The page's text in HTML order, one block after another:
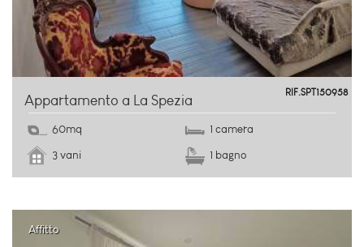
Appartamento a La Spezia RIF.SPT150958
Rebocco
60mq
1 camera
3 vani
1 bagno
Affitto